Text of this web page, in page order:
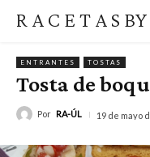
R A C E T A S
ENTRANTES TOSTAS
Tosta de
Por RA-ÚL 19 de mayo